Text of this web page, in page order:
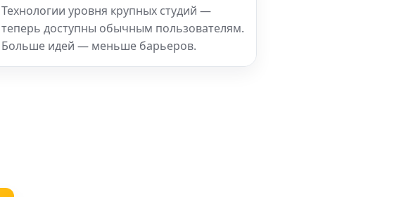
Технологии уровня крупных студий —
теперь доступны обычным пользователям.
Больше идей — меньше барьеров.